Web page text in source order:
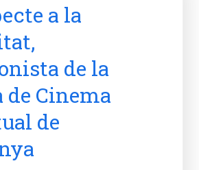
a la
de la
de Cinema
de